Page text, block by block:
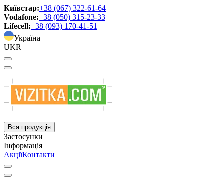
Київстар:+38 (067) 322-61-64
Vodafone:+38 (050) 315-23-33
Lifecell:+38 (093) 170-41-51
Україна
UKR
Вся продукція
Застосунки
Інформація
АкціїКонтакти